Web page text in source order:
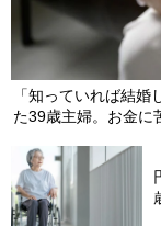
「知っていれば結
た39歳主婦。お金に